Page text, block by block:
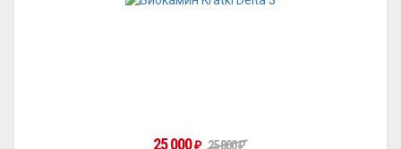
25 000 ₽ 25 800₽